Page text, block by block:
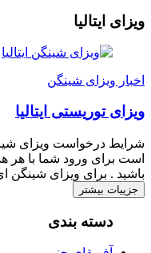
ویزای ایتالیا
اخبار ویزای شینگن
ویزای توریستی ایتالیا
شرایط درخواست ویزای
است برای ورود شما با هر
باشید . برای ویزای شینگن
جزییات بیشتر
دسته بندی